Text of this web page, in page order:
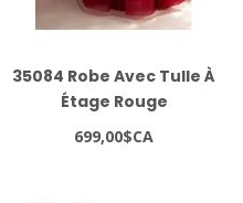
35084 Robe Avec Tulle À
Étage Rouge
699,00$CA